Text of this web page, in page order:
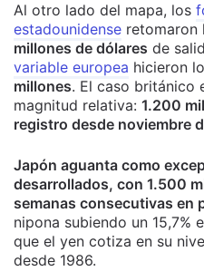
Al otro lado del mapa, los
estadounidense retomaron
millones de dólares de
variable europea hicieron
millones. El caso británico
magnitud relativa: 1.200
registro desde noviembre
Japón aguanta como
desarrollados, con 1.500
semanas consecutivas en
nipona subiendo un 15,7%
que el yen cotiza en su
desde 1986.